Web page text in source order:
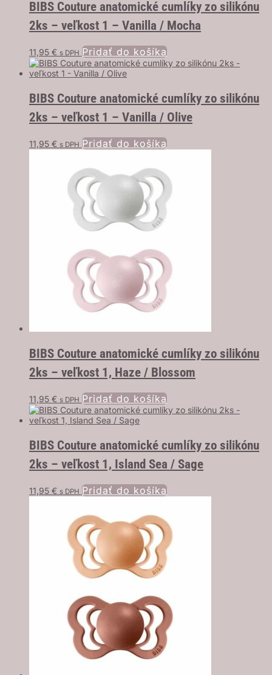
BIBS Couture anatomické cumlíky zo silikónu
2ks – veľkost 1 – Vanilla / Mocha
11,95 € s DPH Pridať do košíka
BIBS Couture anatomické cumlíky zo silikónu
2ks – veľkost 1 – Vanilla / Olive
11,95 € s DPH Pridať do košíka
BIBS Couture anatomické cumlíky zo silikónu
2ks – veľkost 1, Haze / Blossom
11,95 € s DPH Pridať do košíka
BIBS Couture anatomické cumlíky zo silikónu
2ks – veľkost 1, Island Sea / Sage
11,95 € s DPH Pridať do košíka